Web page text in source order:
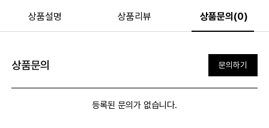
상품설명 상품리뷰 상품문의(0)
상품문의 문의하기
등록된 문의가 없습니다.